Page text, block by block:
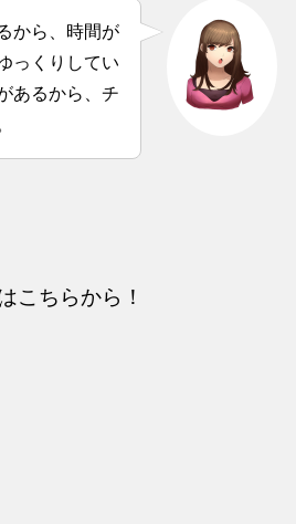
から、時間が
っくりしてい
あるから、チ
こちらから！